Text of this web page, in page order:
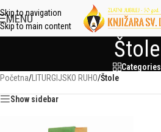
Skip to navigation
Skip to main content
MENU
Štole
Categories
Početna/ LITURGIJSKO RUHO/Štole
Show sidebar